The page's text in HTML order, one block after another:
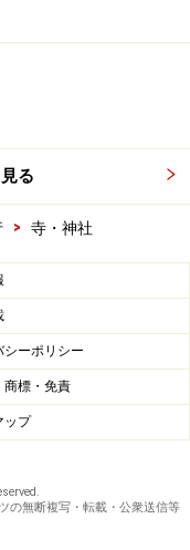
る
> 寺・神社
シーポリシー
商標・免責
ップ
の無断複写・転載・公衆送信等